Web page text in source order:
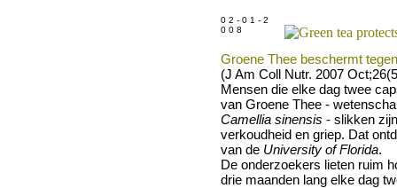
0 2 - 0 1 - 2
0 0 8
Groene Thee beschermt
(J Am Coll Nutr. 2007
Mensen die elke dag twee
van Groene Thee -
Camellia sinensis - slikken
verkoudheid en griep. Dat
van de University of Florida.
De onderzoekers lieten ruim
drie maanden lang elke dag